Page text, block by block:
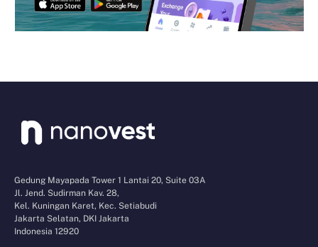
Gedung Mayapada Tower 1 Lantai 20, Suite 03A
Jl. Jend. Sudirman Kav. 28,
Kel. Kuningan Karet, Kec. Setiabudi
Jakarta Selatan, DKI Jakarta
Indonesia 12920